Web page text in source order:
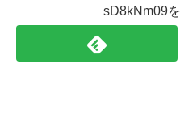
sD8kNm09